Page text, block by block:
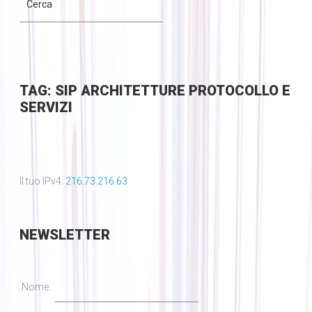
TAG: SIP ARCHITETTURE PROTOCOLLO E
SERVIZI
Il tuo IPv4: 216.73.216.63
NEWSLETTER
Nome: